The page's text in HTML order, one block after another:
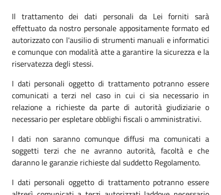
Il trattamento dei dati personali da Lei forniti sarà
effettuato da nostro personale appositamente formato ed
autorizzato con l'ausilio di strumenti manuali e informatici
e comunque con modalità atte a garantire la sicurezza e la
riservatezza degli stessi.
I dati personali oggetto di trattamento potranno essere
comunicati a terzi nel caso in cui ci sia necessario in
relazione a richieste da parte di autorità giudiziarie o
necessario per espletare obblighi fiscali o amministrativi.
I dati non saranno comunque diffusi ma comunicati a
soggetti terzi che ne avranno autorità, facoltà e che
daranno le garanzie richieste dal suddetto Regolamento.
I dati personali oggetto di trattamento potranno essere